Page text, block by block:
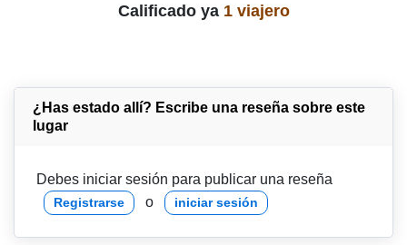
Calificado ya 1 viajero
¿Has estado allí? Escribe una reseña sobre este
lugar
Debes iniciar sesión para publicar una reseña
Registrarse o iniciar sesión